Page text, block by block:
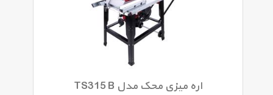
اره میزی محک مدل TS315 B